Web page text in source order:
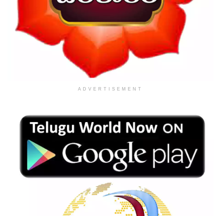
ADVERTISEMENT